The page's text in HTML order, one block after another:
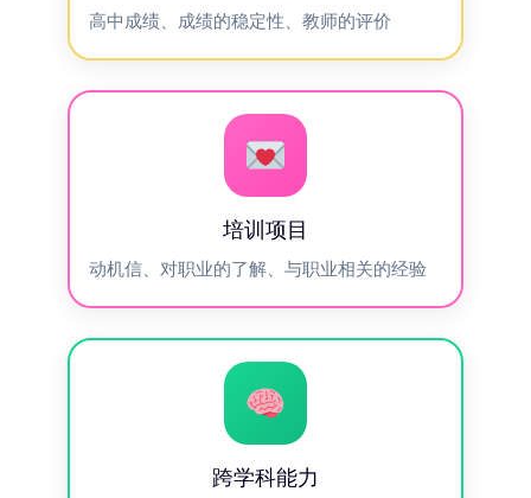
高中成绩、成绩的稳定性、教师的评价
培训项目
动机信、对职业的了解、与职业相关的经验
跨学科能力